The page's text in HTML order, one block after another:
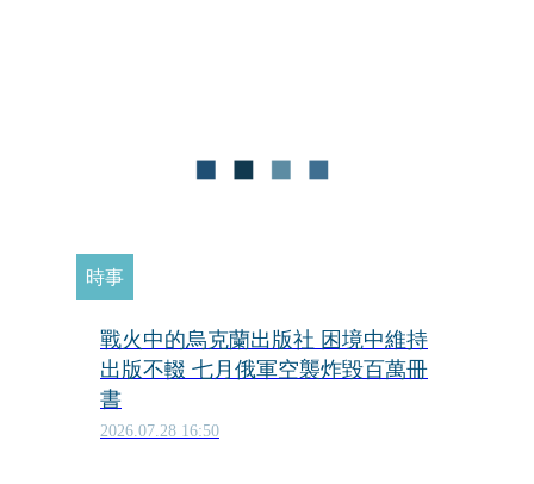
時事
戰火中的烏克蘭出版社 困境中維持
出版不輟 七月俄軍空襲炸毀百萬冊
書
2026.07.28 16:50